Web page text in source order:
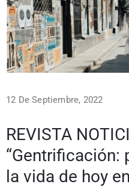
12 De Septiembre, 2022
REVISTA
“Gentrificación:
la vida de hoy